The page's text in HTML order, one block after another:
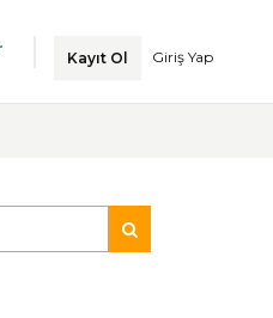
Kayıt Ol Giriş Yap